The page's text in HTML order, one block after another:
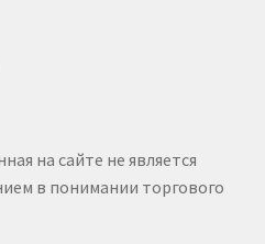
на сайте не является
в понимании торгового